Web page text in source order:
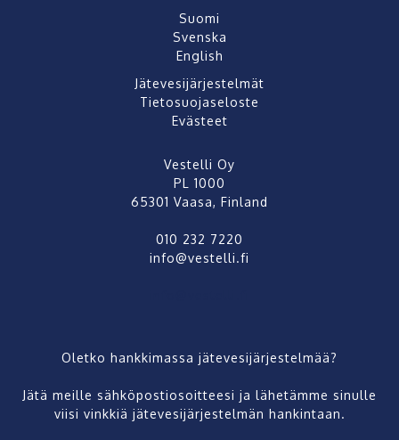
Suomi
Svenska
English
Jätevesijärjestelmät
Tietosuojaseloste
Evästeet
Vestelli Oy
PL 1000
65301 Vaasa, Finland
010 232 7220
info@vestelli.fi
Oletko hankkimassa jätevesijärjestelmää?
Jätä meille sähköpostiosoitteesi ja lähetämme sinulle
viisi vinkkiä jätevesijärjestelmän hankintaan.